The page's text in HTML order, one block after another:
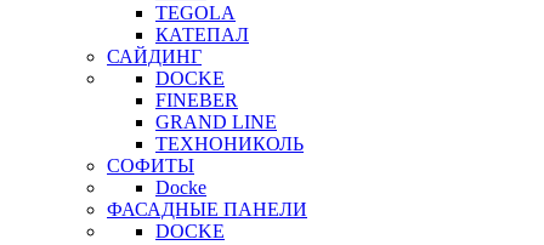
TEGOLA
КАТЕПАЛ
САЙДИНГ
DOCKE
FINEBER
GRAND LINE
ТЕХНОНИКОЛЬ
СОФИТЫ
Docke
ФАСАДНЫЕ ПАНЕЛИ
DOCKE